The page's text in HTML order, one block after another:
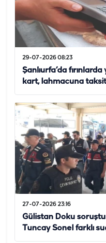
29-07-2026 08:23
Şanlıurfa’da
kart, lahmacuna taksit
27-07-2026 23:16
Gülistan Doku
Tuncay Sonel farklı